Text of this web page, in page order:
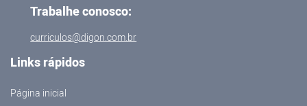
Trabalhe conosco:
curriculos@digon.com.br
Links rápidos
Página inicial